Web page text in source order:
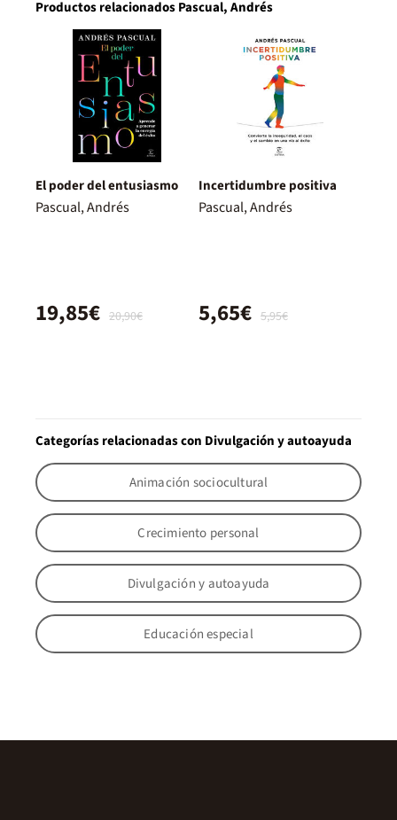
Productos relacionados Pascual, Andrés
El poder del entusiasmo
Pascual, Andrés
20,90€
19,85€
Incertidumbre positiva
Pascual, Andrés
5,95€
5,65€
Categorías relacionadas con Divulgación y autoayuda
Animación sociocultural
Crecimiento personal
Divulgación y autoayuda
Educación especial